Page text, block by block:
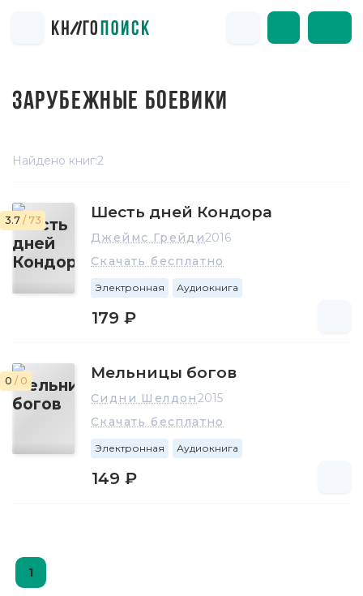
ЗАРУБЕЖНЫЕ БОЕВИКИ
Найдено книг:2
3.7 / 73 Шесть дней Кондора
Джеймс Грейди2016
Скачать бесплатно
Электронная Аудиокнига
179 ₽
0 / 0 Мельницы богов
Сидни Шелдон2015
Скачать бесплатно
Электронная Аудиокнига
149 ₽
1